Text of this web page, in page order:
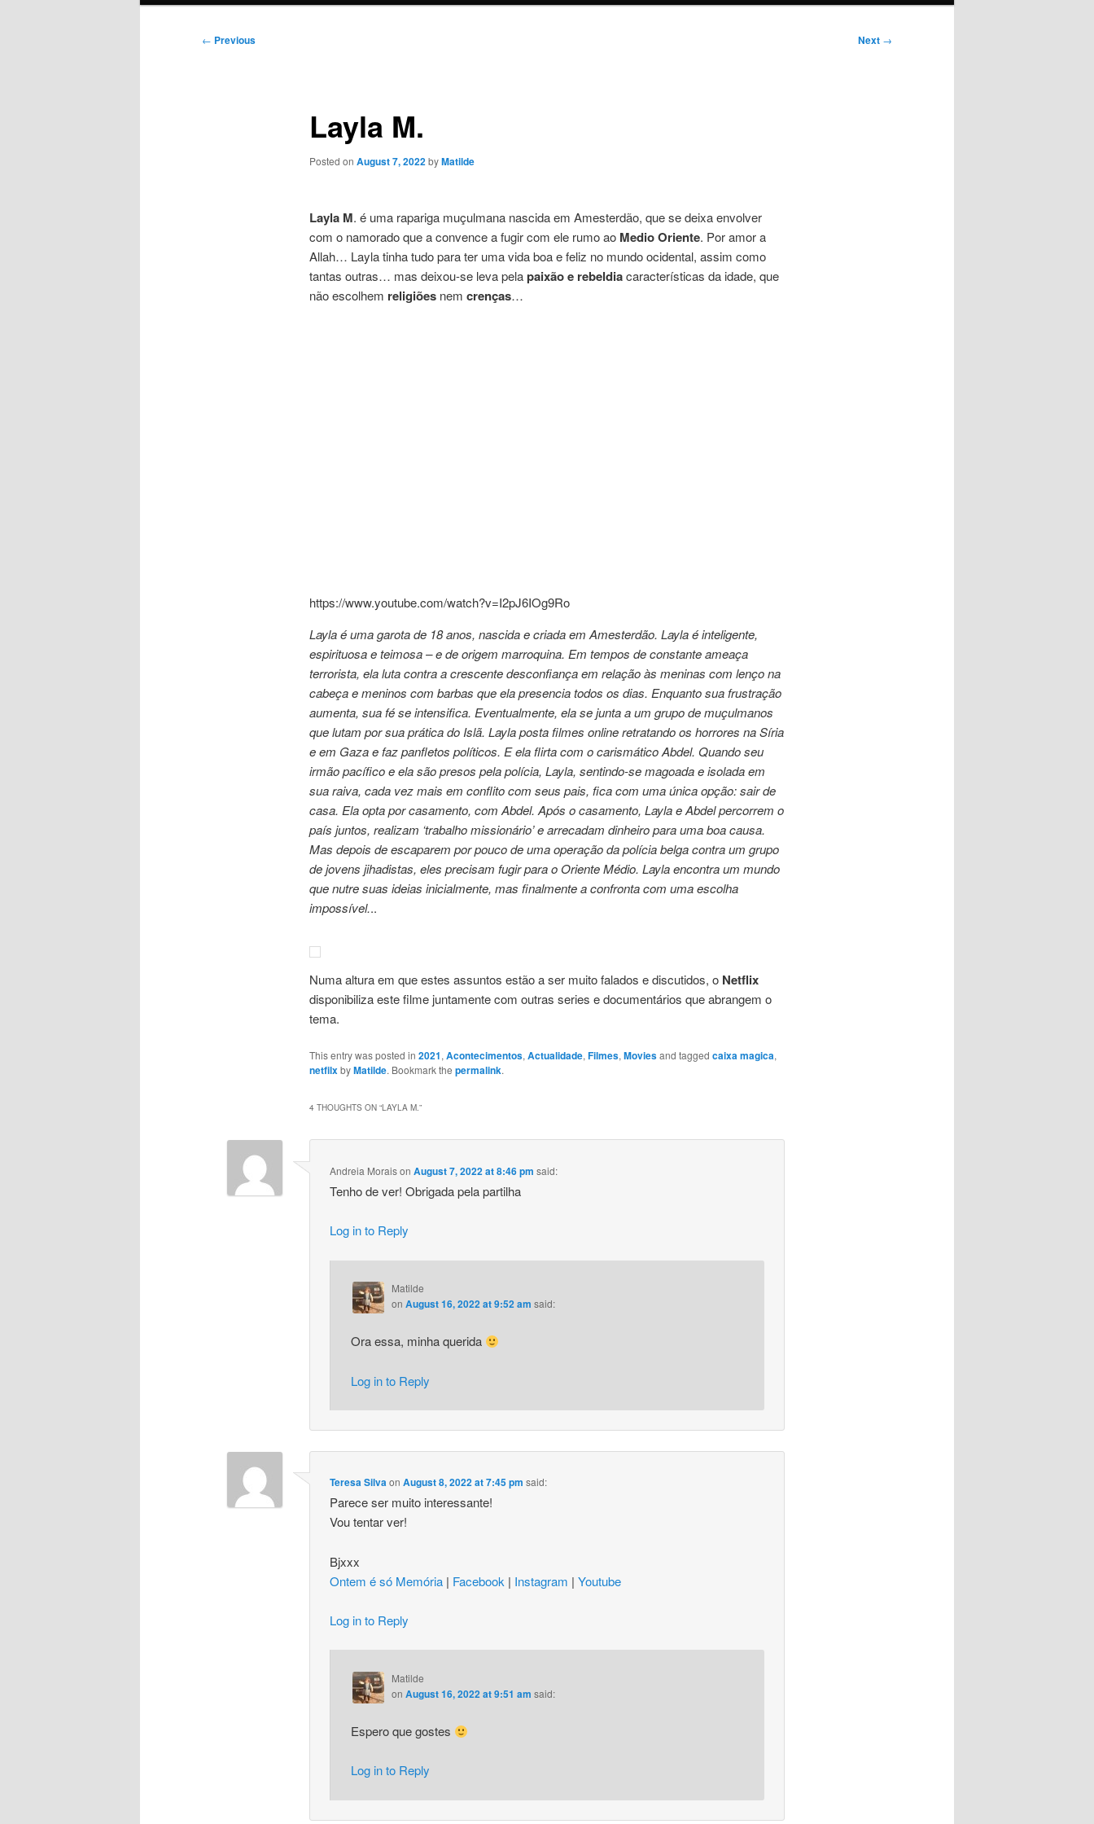
Post
← Previous Next →
Layla M.
Posted on August 7, 2022byMatilde
Layla M. é uma rapariga muçulmana nascida em Amesterdão, que se deixa envolver
com o namorado que a convence a fugir com ele rumo ao Medio Oriente. Por amor a
Allah… Layla tinha tudo para ter uma vida boa e feliz no mundo ocidental, assim como
tantas outras… mas deixou-se leva pelapaixão e rebeldiacaracterísticas da idade, que
não escolhem religiõesnem crenças…
https://www.youtube.com/watch?v=I2pJ6IOg9Ro
Layla é uma garota de 18 anos, nascida e criada em Amesterdão. Layla é inteligente,
espirituosa e teimosa – e de origem marroquina. Em tempos de constante ameaça
terrorista, ela luta contra a crescente desconfiança em relação às meninas com lenço na
cabeça e meninos com barbas que ela presencia todos os dias. Enquanto sua frustração
aumenta, sua fé se intensifica. Eventualmente, ela se junta a um grupo de muçulmanos
que lutam por sua prática do Islã. Layla posta filmes online retratando os horrores na Síria
e em Gaza e faz panfletos políticos. E ela flirta com o carismático Abdel. Quando seu
irmão pacífico e ela são presos pela polícia, Layla, sentindo-se magoada e isolada em
sua raiva, cada vez mais em conflito com seus pais, fica com uma única opção: sair de
casa. Ela opta por casamento, com Abdel. Após o casamento, Layla e Abdel percorrem o
país juntos, realizam ‘trabalho missionário’ e arrecadam dinheiro para uma boa causa.
Mas depois de escaparem por pouco de uma operação da polícia belga contra um grupo
de jovens jihadistas, eles precisam fugir para o Oriente Médio. Layla encontra um mundo
que nutre suas ideias inicialmente, mas finalmente a confronta com uma escolha
impossível...
Numa altura em que estes assuntos estão a ser muito falados e discutidos, o Netflix
disponibiliza este filme juntamente com outras series e documentários que abrangem o
tema.
This entry was posted in 2021, Acontecimentos, Actualidade, Filmes, Moviesand tagged caixa magica,
netfilxbyMatilde. Bookmark the permalink.
4 THOUGHTS ON “LAYLA M.”
Andreia MoraisonAugust 7, 2022 at 8:46 pm said:
Tenho de ver! Obrigada pela partilha
Log in to Reply
Matilde
on August 16, 2022 at 9:52 am said:
Ora essa, minha querida
Log in to Reply
Teresa SilvaonAugust 8, 2022 at 7:45 pm said:
Parece ser muito interessante!
Vou tentar ver!
Bjxxx
Ontem é só Memória | Facebook | Instagram |Youtube
Log in to Reply
Matilde
on August 16, 2022 at 9:51 am said:
Espero que gostes
Log in to Reply